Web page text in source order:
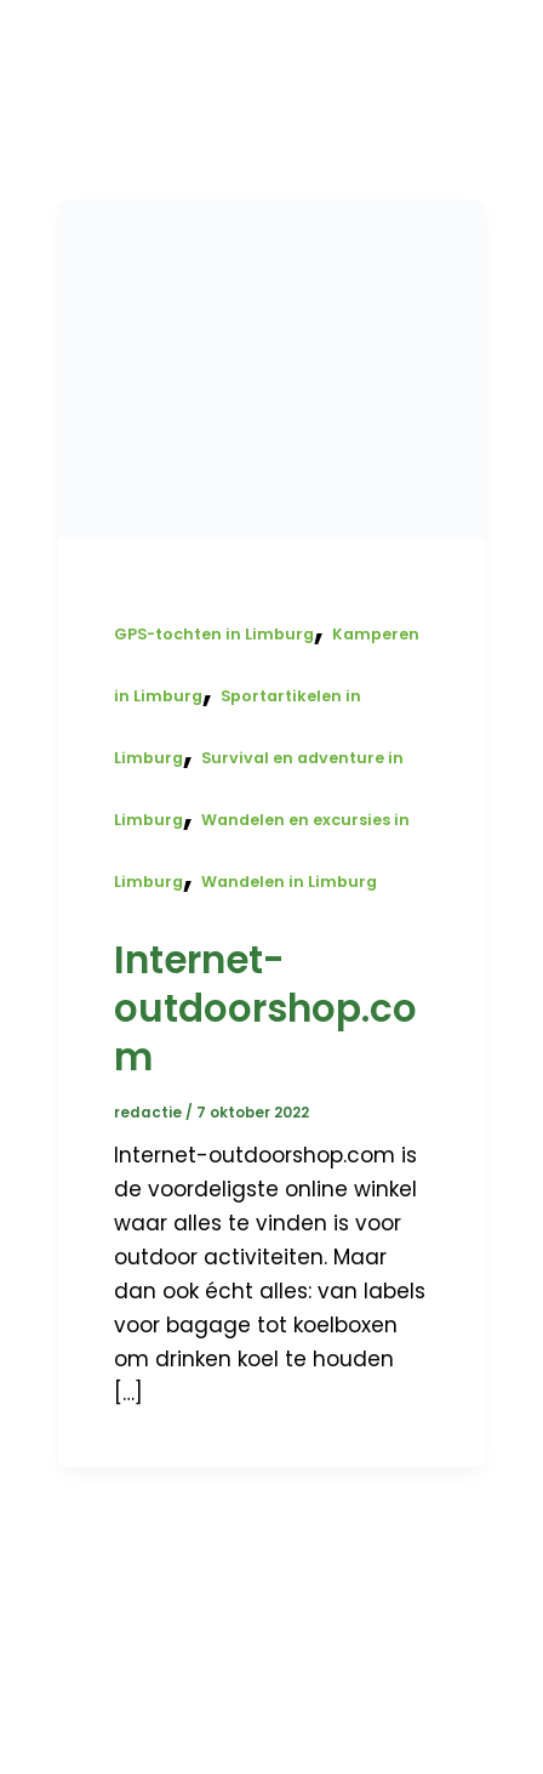
GPS-tochten in Limburg, Kamperen
in Limburg, Sportartikelen in
Limburg, Survival en adventure in
Limburg,Wandelen en excursies in
Limburg,Wandelen in Limburg
Internet-
outdoorshop.co
m
redactie/ 7 oktober 2022
Internet-outdoorshop.com is
de voordeligste online winkel
waar alles te vinden is voor
outdoor activiteiten. Maar
dan ook écht alles: van labels
voor bagage tot koelboxen
om drinken koel te houden
[…]